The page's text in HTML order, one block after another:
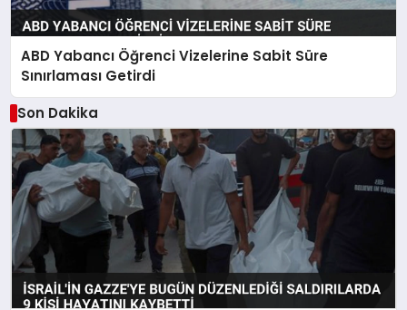
ABD Yabancı Öğrenci Vizelerine Sabit Süre
Sınırlaması Getirdi
Son Dakika